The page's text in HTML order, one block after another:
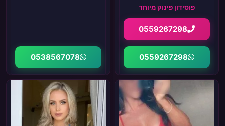
פוסידון פינוק מיוחד
0559267298
0559267298
0538567078